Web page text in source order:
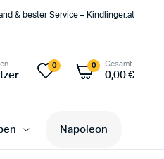
& bester Service – Kindlinger.at
0 0 Gesamt
0,00€
Napoleon